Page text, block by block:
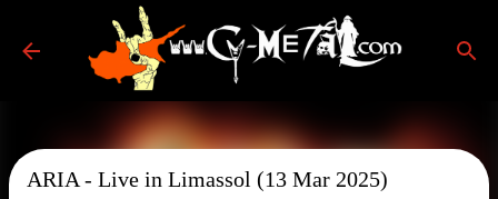
Skip to main content
ARIA - Live in Limassol (13 Mar 2025)